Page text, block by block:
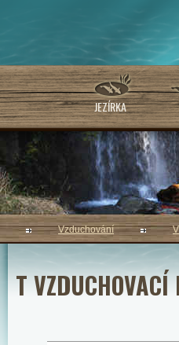
JEZÍRKA
Vzduchování
T